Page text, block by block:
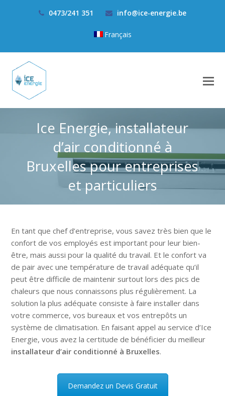
0473/241 351 info@ice-energie.be
Français
Ice Energie, installateur
d’air conditionné à
Bruxelles pour entreprises
et particuliers
En tant que chef d’entreprise, vous savez très bien que le
confort de vos employés est important pour leur bien-
être, mais aussi pour la qualité du travail. Et le confort va
de pair avec une température de travail adéquate qu’il
peut être difficile de maintenir surtout lors des pics de
chaleurs que nous connaissons plus régulièrement. La
solution la plus adéquate consiste à faire installer dans
votre commerce, vos bureaux et vos entrepôts un
système de climatisation. En faisant appel au service d’Ice
Energie, vous avez la certitude de bénéficier du meilleur
installateur d’air conditionné à Bruxelles.
Demandez un Devis Gratuit